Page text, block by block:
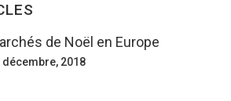
de Noël en Europe
décembre, 2018